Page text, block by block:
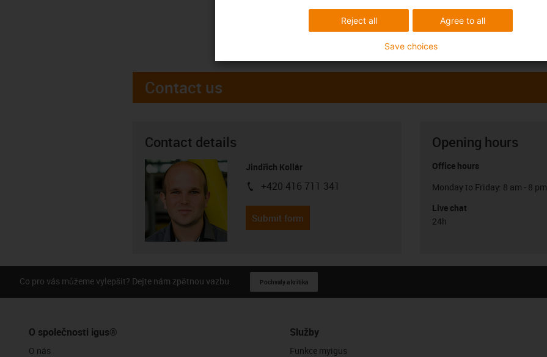
Contact us
Contact details
Jindřich Kollár
igus-icon-phone
+420 416 711 341
Submit form
Opening hours
Office hours
Monday to Friday: 8 am - 8 pm
Live chat
24h
Co pro vás můžeme vylepšit? Dejte nám zpětnou vazbu. Pochvaly a kritika
O společnosti igus®
O nás
Služby
Funkce myigus
Agree to all
Reject all
Save choices